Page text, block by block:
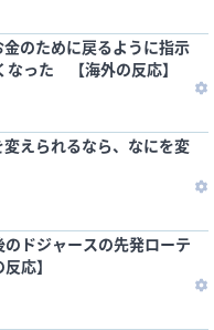
のために戻るように指示
なった 【海外の反応】
えられるなら、なにを変
ドジャースの先発ローテ
応】